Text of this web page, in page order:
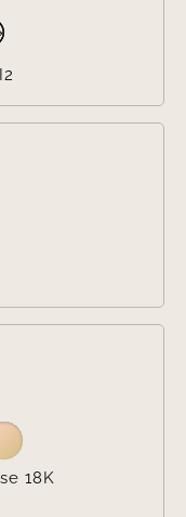
18K